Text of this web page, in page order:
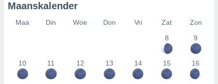
Maanskalender
Maa Din Woe Don Vri Zat
Zon
8
9
10 11 12 13 14 15 16